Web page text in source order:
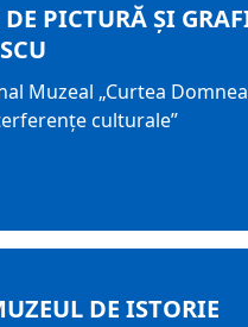
PICTURĂ ȘI
Muzeal „Curtea
culturale”
DE ISTORIE